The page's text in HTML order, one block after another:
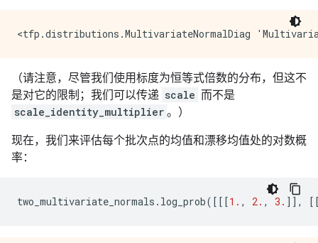
Returned sample tensor shape: (3, 4, 5, 2, 3)
Sample shape: 1
Returned sample tensor shape: (1, 2, 3)
Sample shape: 2
Returned sample tensor shape: (2, 2, 3)
Sample shape: [1, 5]
Returned sample tensor shape: (1, 5, 2, 3)
Sample shape: [3, 4, 5]
（请注意，尽管我们使用标度为恒等式倍数的分布，但这不
是对它的限制；我们可以传递 scale 而不是
scale_identity_multiplier 。）
现在，我们来评估每个批次点的均值和漂移均值处的对数概
率：
two_multivariate_normals . log_prob([[[1. , 2. , 3. ]],